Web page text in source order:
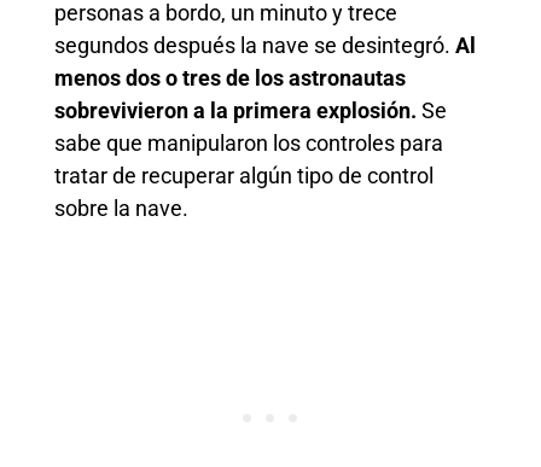
personas a bordo, un minuto y trece
segundos después la nave se desintegró. Al
menos dos o tres de los astronautas
sobrevivieron a la primera explosión. Se
sabe que manipularon los controles para
tratar de recuperar algún tipo de control
sobre la nave.